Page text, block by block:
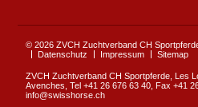
© 2026 ZVCH Zuchtverband CH
Datenschutz
Impressum Sitemap
ZVCH Zuchtverband CH Sportpferde, Les
Avenches, Tel +41 26 676 63 40, Fax +41
info@swisshorse.ch